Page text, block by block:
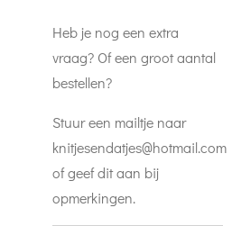
Heb je nog een extra
vraag? Of een groot aantal
bestellen?
Stuur een mailtje naar
knitjesendatjes@hotmail.com
of geef dit aan bij
opmerkingen.